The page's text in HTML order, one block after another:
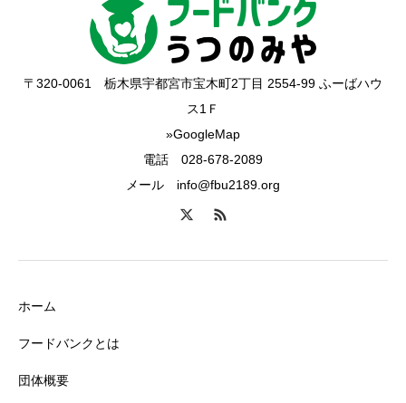
〒320-0061 栃木県宇都宮市宝木町2丁目 2554-99 ふーばハウ
ス1Ｆ
»GoogleMap
電話 028-678-2089
メール info@fbu2189.org
ホーム
フードバンクとは
団体概要